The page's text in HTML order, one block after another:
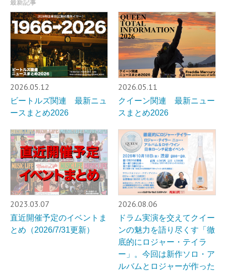
最新記事
2026.05.12
ビートルズ関連 最新ニュ
ースまとめ2026
2026.05.11
クイーン関連 最新ニュー
スまとめ2026
2023.03.07
直近開催予定のイベントま
とめ（2026/7/31更新）
2026.08.06
ドラム実演を交えてクイー
ンの魅力を語り尽くす「徹
底的にロジャー・テイラ
ー」。今回は新作ソロ・ア
ルバムとロジャーが作った